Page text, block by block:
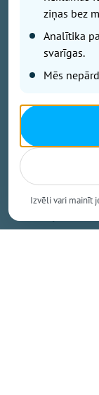
"Latvijas
remontdarbus
apkārtnē ir
braukšanas
Aicinām savu
Lielākās
* Birzes ielā
* Irbenāju ielā 2;
ziņas bez
Analītika
svarīgas.
Mēs
Izvēli vari mainīt